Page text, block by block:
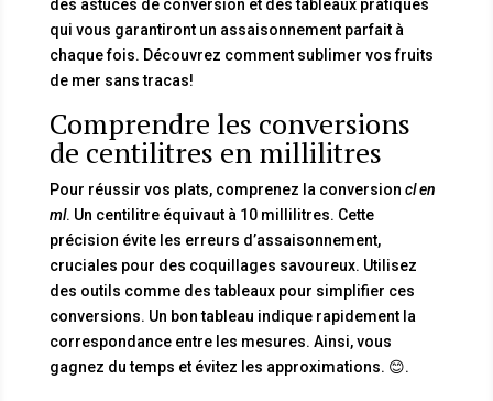
des astuces de conversion et des tableaux pratiques
qui vous garantiront un assaisonnement parfait à
chaque fois. Découvrez comment sublimer vos fruits
de mer sans tracas!
Comprendre les conversions
de centilitres en millilitres
Pour réussir vos plats, comprenez la conversion cl en
ml. Un centilitre équivaut à 10 millilitres. Cette
précision évite les erreurs d’assaisonnement,
cruciales pour des coquillages savoureux. Utilisez
des outils comme des tableaux pour simplifier ces
conversions. Un bon tableau indique rapidement la
correspondance entre les mesures. Ainsi, vous
gagnez du temps et évitez les approximations. 😊.